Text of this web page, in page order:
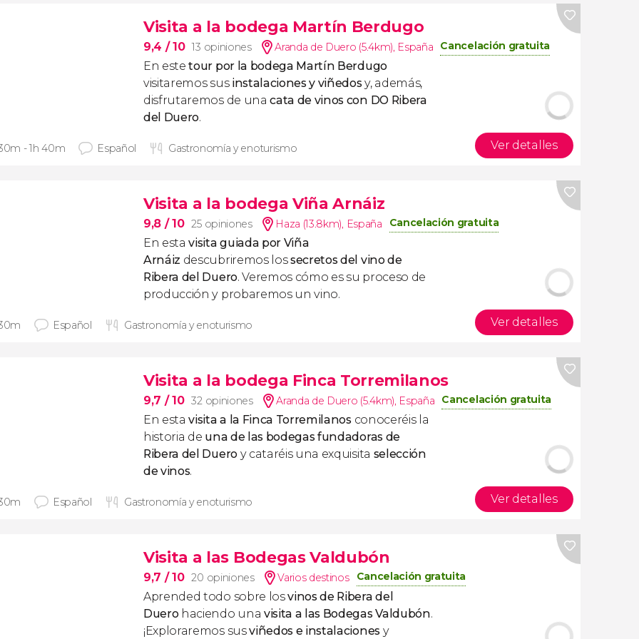
Visita a la bodega Martín Berdugo
9,4 / 10 13 opiniones Aranda de Duero (5.4km), España Cancelación gratuita
En estetour por la bodega Martín Berdugo
visitaremos sus instalaciones y viñedosy, además,
disfrutaremos de unacata de vinos con DO Ribera
del Duero.
- 1h 40m Español Gastronomía y enoturismo Ver detalles
Visita a la bodega Viña Arnáiz
9,8 / 10 25 opiniones Haza (13.8km), España Cancelación gratuita
En estavisita guiada por Viña
Arnáiz descubriremos lossecretos del vino de
Ribera del Duero. Veremos cómo es su proceso de
producción y probaremos un vino.
Español Gastronomía y enoturismo Ver detalles
Visita a la bodega Finca Torremilanos
9,7 / 10 32 opiniones Aranda de Duero (5.4km), España Cancelación gratuita
En estavisita a la Finca Torremilanosconoceréis la
historia de una de las bodegas fundadoras de
Ribera del Dueroy cataréis una exquisita selección
de vinos.
Español Gastronomía y enoturismo Ver detalles
Visita a las Bodegas Valdubón
9,7 / 10 20 opiniones Varios destinos Cancelación gratuita
Aprended todo sobre losvinos de Ribera del
Duerohaciendo una visita a las Bodegas Valdubón.
¡Exploraremos susviñedos e instalacionesy